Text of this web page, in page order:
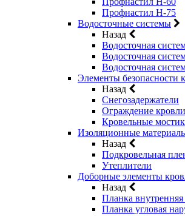
Профнастил Н-75
Водосточные системы
Назад
Водосточная
Водосточная
Водосточная
Элементы безопасности
Назад
Снегозадержатели
Ограждение кровли
Кровельные
Изоляционные
Назад
Подкровельная
Утеплители
Доборные элементы
Назад
Планка внутренняя
Планка угловая